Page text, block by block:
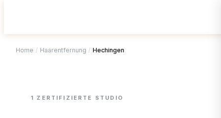
Home / Haarentfernung / Hechingen
1 ZERTIFIZIERTE STUDIO